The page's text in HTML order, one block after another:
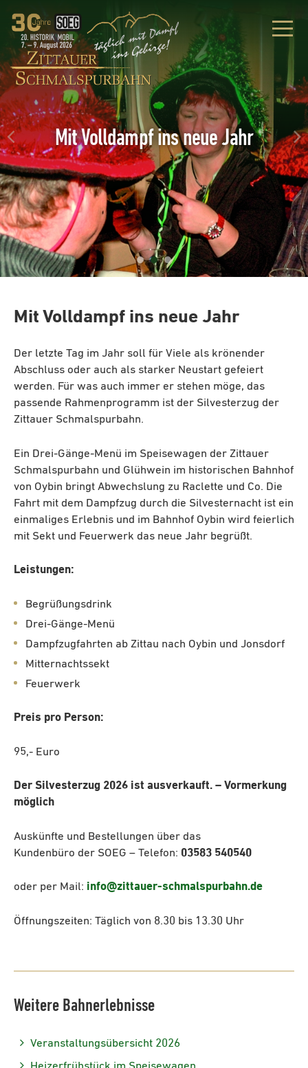
Mit Volldampf ins neue Jahr
Mit Volldampf ins neue Jahr
Der letzte Tag im Jahr soll für Viele als krönender
Abschluss oder auch als starker Neustart gefeiert
werden. Für was auch immer er stehen möge, das
passende Rahmenprogramm ist der Silvesterzug der
Zittauer Schmalspurbahn.
Ein Drei-Gänge-Menü im Speisewagen der Zittauer
Schmalspurbahn und Glühwein im historischen Bahnhof
von Oybin bringt Abwechslung zu Raclette und Co. Die
Fahrt mit dem Dampfzug durch die Silvesternacht ist ein
einmaliges Erlebnis und im Bahnhof Oybin wird feierlich
mit Sekt und Feuerwerk das neue Jahr begrüßt.
Leistungen:
Begrüßungsdrink
Drei-Gänge-Menü
Dampfzugfahrten ab Zittau nach Oybin und Jonsdorf
Mitternachtssekt
Feuerwerk
Preis pro Person:
95,- Euro
Der Silvesterzug 2026 ist ausverkauft. – Vormerkung
möglich
Auskünfte und Bestellungen über das
Kundenbüro der SOEG – Telefon: 03583 540540
oder per Mail: info@zittauer-schmalspurbahn.de
Öffnungszeiten: Täglich von 8.30 bis 13.30 Uhr
Weitere Bahnerlebnisse
Veranstaltungsübersicht 2026